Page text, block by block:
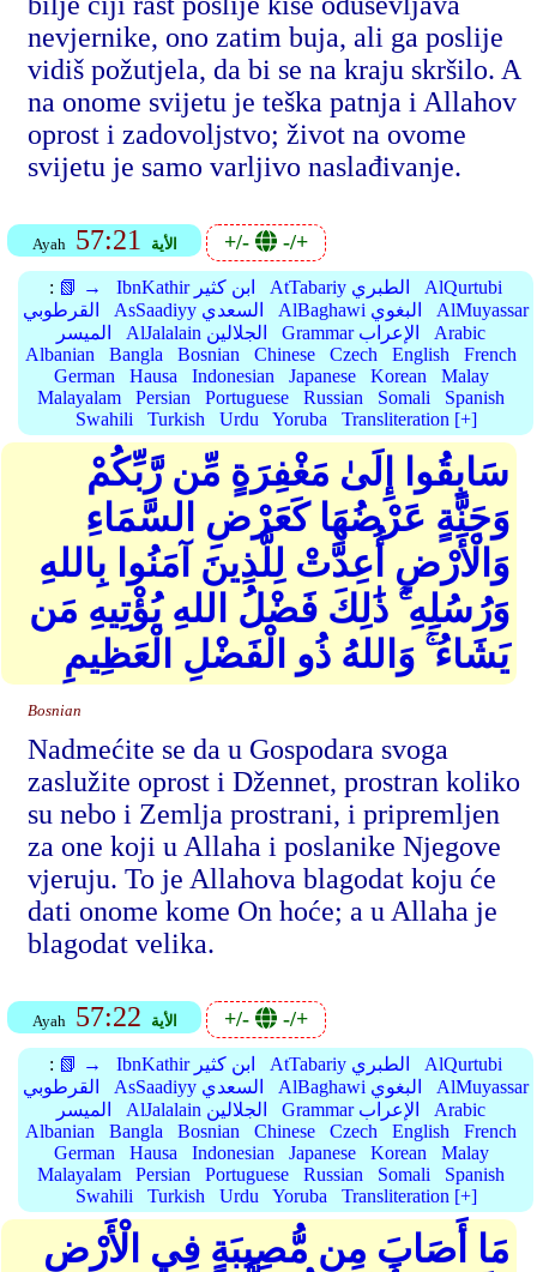
nevjernike, ono zatim buja, ali ga poslije
vidiš požutjela, da bi se na kraju skršilo. A
na onome svijetu je teška patnja i Allahov
oprost i zadovoljstvo; život na ovome
svijetu je samo varljivo naslađivanje.
Ayah 57:21 الأية +/- -/+
: 📗 → IbnKathir ابن كثير AtTabariy الطبري
AlQurtubi
القرطوبي
AsSaadiyy السعدي AlBaghawi البغوي
AlMuyassar
الميسر
AlJalalain الجلالين Grammar الإعراب
Arabic
Albanian
Bangla Bosnian Chinese Czech English
French
German
Hausa Indonesian Japanese Korean
Malay
Malayalam
Persian Portuguese Russian Somali
Spanish
Swahili
Turkish Urdu Yoruba Transliteration [+]
سَابِقُوا إِلَىٰ مَغْفِرَةٍ مِّن رَّبِّكُمْ
وَجَنَّةٍ عَرْضُهَا كَعَرْضِ السَّمَاءِ
وَالْأَرْضِ أُعِدَّتْ لِلَّذِينَ آمَنُوا بِاللهِ
وَرُسُلِهِ ۚ ذَٰلِكَ فَضْلُ اللهِ يُؤْتِيهِ مَن
يَشَاءُ ۚ وَاللهُ ذُو الْفَضْلِ الْعَظِيمِ
Bosnian
Nadmećite se da u Gospodara svoga
zaslužite oprost i Džennet, prostran koliko
su nebo i Zemlja prostrani, i pripremljen
za one koji u Allaha i poslanike Njegove
vjeruju. To je Allahova blagodat koju će
dati onome kome On hoće; a u Allaha je
blagodat velika.
Ayah 57:22 الأية +/- -/+
: 📗 → IbnKathir ابن كثير AtTabariy الطبري
AlQurtubi
القرطوبي
AsSaadiyy السعدي AlBaghawi البغوي
AlMuyassar
الميسر
AlJalalain الجلالين Grammar الإعراب
Arabic
Albanian
Bangla Bosnian Chinese Czech English
French
German
Hausa Indonesian Japanese Korean
Malay
Malayalam
Persian Portuguese Russian Somali
Spanish
Swahili
Turkish Urdu Yoruba Transliteration [+]
مَا أَصَابَ مِن مُّصِيبَةٍ فِي الْأَرْضِ